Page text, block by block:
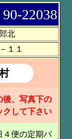
22038
北
１
後、写真下の
クして下さい
４便の定期バ